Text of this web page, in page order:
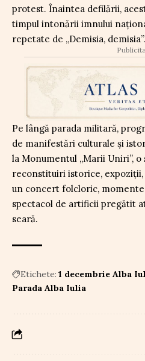
protest. Înaintea defilării,
timpul intonării imnului
repetate de „Demisia, demisia”.
Pe lângă parada militară,
de manifestări culturale şi
la Monumentul „Marii Uniri”, o
reconstituiri istorice,
un concert folcloric,
spectacol de artificii pregătit
seară.
Etichete: 1 decembrie Alba
Parada Alba Iulia